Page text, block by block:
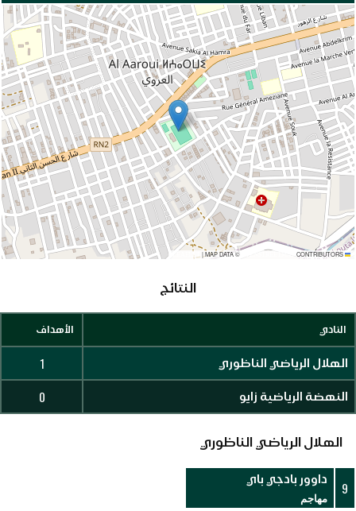
LEAFLET
|MAP DATA © CONTRIBUTORS
النتائج
النادي الأهداف
الهلال الرياضي الناظوري 1
النهضة الرياضية زايو 0
الهلال الرياضي الناظوري
9 داوور بادجي باي
مهاجم